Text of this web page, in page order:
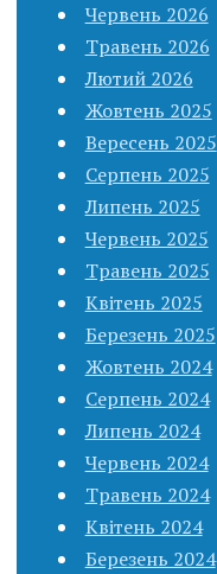
Червень 2026
Травень 2026
Лютий 2026
Жовтень 2025
Вересень 2025
Серпень 2025
Липень 2025
Червень 2025
Травень 2025
Квітень 2025
Березень 2025
Жовтень 2024
Серпень 2024
Липень 2024
Червень 2024
Травень 2024
Квітень 2024
Березень 2024